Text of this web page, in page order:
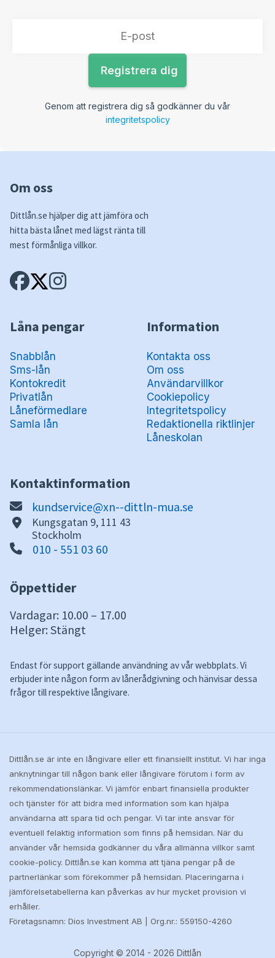
Genom att registrera dig så godkänner du vår
integritetspolicy
Om oss
Dittlån.se hjälper dig att jämföra och
hitta bästa lånet med lägst ränta till
mest förmånliga villkor.
Låna pengar
Snabblån
Sms-lån
Kontokredit
Privatlån
Låneförmedlare
Samla lån
Information
Kontakta oss
Om oss
Användarvillkor
Cookiepolicy
Integritetspolicy
Redaktionella riktlinjer
Låneskolan
Kontaktinformation
kundservice@xn--dittln-mua.se
Kungsgatan 9, 111 43
Stockholm
010 - 551 03 60
Öppettider
Vardagar: 10.00 – 17.00
Helger: Stängt
Endast för support gällande användning av vår webbplats. Vi
erbjuder inte någon form av lånerådgivning och hänvisar dessa
frågor till respektive långivare.
Dittlån.se är inte en långivare eller ett finansiellt institut. Vi har inga
anknytningar till någon bank eller långivare förutom i form av
rekommendationslänkar. Vi jämför enbart finansiella produkter
och tjänster för att bidra med information som kan hjälpa
användarna att spara tid och pengar. Vi tar inte ansvar för
eventuell felaktig information som finns på hemsidan. När du
använder vår hemsida godkänner du våra allmänna villkor samt
cookie-policy. Dittlån.se kan komma att tjäna pengar på de
partnerlänkar som förekommer på hemsidan. Placeringarna i
jämförelsetabellerna kan påverkas av hur mycket provision vi
erhåller.
Företagsnamn: Dios Investment AB | Org.nr.: 559150-4260
Copyright © 2014 - 2026 Dittlån